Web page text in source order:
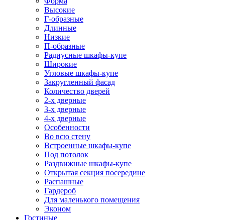
Высокие
Г-образные
Длинные
Низкие
П-образные
Радиусные шкафы-купе
Широкие
Угловые шкафы-купе
Закругленный фасад
Количество дверей
2-х дверные
3-х дверные
4-х дверные
Особенности
Во всю стену
Встроенные шкафы-купе
Под потолок
Раздвижные шкафы-купе
Открытая секция посередине
Распашные
Гардероб
Для маленького помещения
Эконом
Гостиные